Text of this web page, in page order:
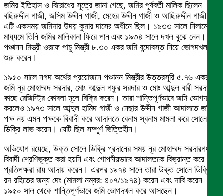
জমির ইতিহাস ও বিরোধের সূত্রে জানা গেছে, জমির পূর্ববর্তী মালিক ছিলেন
বছিরুদ্দীন গাজী, জসিম উদ্দীন গাজী, মেহের উদ্দীন গাজী ও আছিরুদ্দীন গাজী।
এটি একসময় জমিদার উদয় কুমার দাসের অধীনে ছিল। ১৯৩৩ সালে নিলামের
মাধ্যমে তিনি জমির মালিকানা ফিরে পান এবং ১৯৩৪ সালে দখল বুঝে নেন। পরে
পঞ্চানন মিস্ত্রী ওরফে পাচু মিস্ত্রী ৮.৩০ একর জমি বন্দোবস্ত নিয়ে ভোগদখল
শুরু করেন।
১৯৫০ সালে নগদ অর্থের প্রয়োজনে পঞ্চানন মিস্ত্রীর উত্তরসূরি ৫.৭৬ একর
জমি নূর মোহাম্মদ সরদার, মোঃ আব্দুল গফুর সরদার ও মোঃ আব্দুল বারী সরদারের
কাছে রেজিস্ট্রি কোবলা মূলে বিক্রি করেন। তারা শান্তিপূর্ণভাবে জমি ভোগদখল
করলেও ১৯৭৩ সালে আব্দুল হামিদ গাজী ও নেছার উদ্দীন গাজী আদালতে জমির
পক্ষ নয় এমন পক্ষকে বিবাদী করে আদালতে বেনাম স্বনাম মামলা করে সোলে
ডিক্রি লাভ করেন। যেটি ছিল সম্পূর্ণ ভিত্তিহীন।
অভিযোগ রয়েছে, উক্ত সোলে ডিক্রি প্রদানের সময় নূর মোহাম্মদ সরদারগংকে
বিবাদী শ্রেণিভূক্ত করা হয়নি এবং গোপনীয়ভাবে আদালতকে বিভ্রান্ত করে
প্রতিপক্ষরা রায় আদায় করেন। এরপর ১৯৭৪ সালে তারা উক্ত সোলে ডিক্রি
রদ রহিতের জন্য দেং (মামলা নম্বর: ৪০৭/১৯৭৪) করেন এবং দাবি করেন
১৯৫০ সাল থেকে শান্তিপূর্ণভাবে জমি ভোগদখল করে আসছেন।